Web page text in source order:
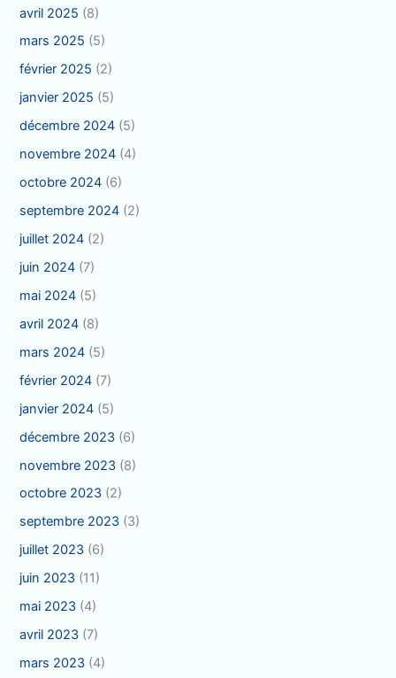
avril 2025 (8)
mars 2025 (5)
février 2025 (2)
janvier 2025 (5)
décembre 2024 (5)
novembre 2024 (4)
octobre 2024 (6)
septembre 2024 (2)
juillet 2024 (2)
juin 2024 (7)
mai 2024 (5)
avril 2024 (8)
mars 2024 (5)
février 2024 (7)
janvier 2024 (5)
décembre 2023 (6)
novembre 2023 (8)
octobre 2023 (2)
septembre 2023 (3)
juillet 2023 (6)
juin 2023 (11)
mai 2023 (4)
avril 2023 (7)
mars 2023 (4)